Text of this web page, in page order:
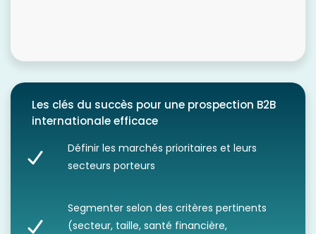
Les clés du succès pour une prospection B2B
internationale efficace
Définir les marchés prioritaires et leurs
secteurs porteurs
Segmenter selon des critères pertinents
(secteur, taille, santé financière,